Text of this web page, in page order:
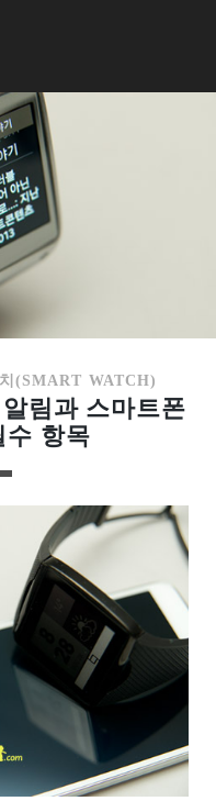
(SMART WATCH)
림과 스마트폰
수 항목